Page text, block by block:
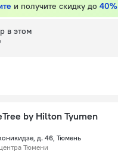
и получите скидку до 40%
в этом
by Hilton Tyumen
д. 46, Тюмень
Тюмени